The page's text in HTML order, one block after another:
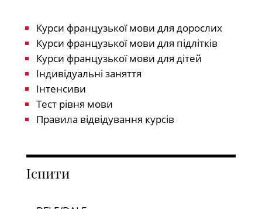
Курси французької мови для дорослих
Курси французької мови для підлітків
Курси французької мови для дітей
Індивідуальні заняття
Інтенсиви
Тест рівня мови
Правила відвідування курсів
Іспити